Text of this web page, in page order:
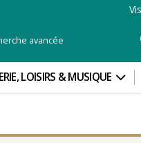
avancée
LOISIRS & MUSIQUE